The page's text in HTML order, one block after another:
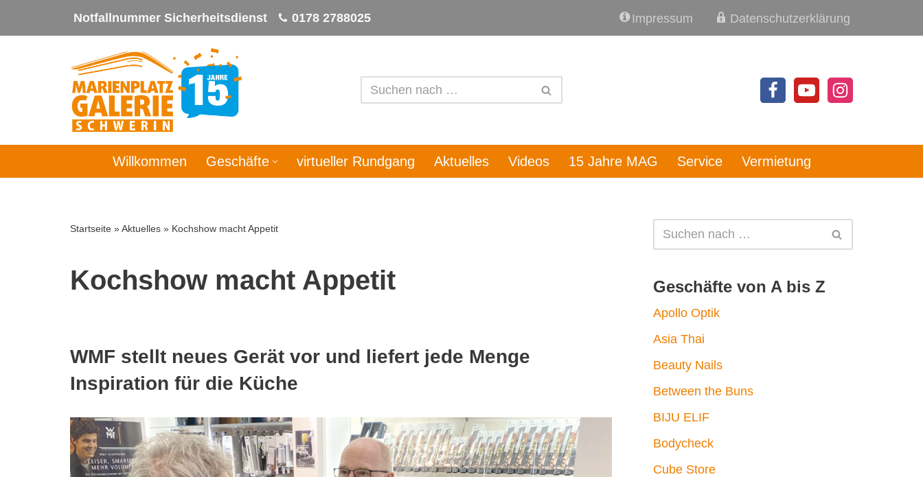
Zum
Notfallnummer Sicherheitsdienst 0178 2788025 Impressum Datenschutzerklärung
Willkommen Geschäfte virtueller Rundgang Aktuelles Videos 15 Jahre MAG Service Vermietung
Startseite »Aktuelles » Kochshow macht Appetit
Kochshow macht Appetit
WMF stellt neues Gerät vor und liefert jede Menge
Inspiration für die Küche
Geschäfte von A bis Z
Apollo Optik
Asia Thai
Beauty Nails
Between the Buns
BIJU ELIF
Bodycheck
Cube Store